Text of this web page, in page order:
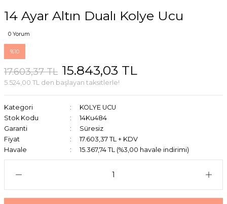
14 Ayar Altın Dualı Kolye Ucu
0 Yorum
%10
17.603,37 TL 15.843,03 TL
5.524,00 TL den başlayan taksitlerle!
Kategori
KOLYE UCU
Stok Kodu
14Ku484
Garanti
Süresiz
Fiyat
17.603,37 TL + KDV
Havale
15.367,74 TL (%3,00 havale indirimi)